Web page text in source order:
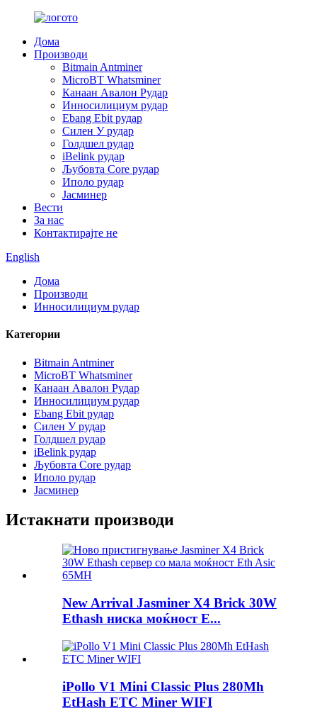
Дома
Производи
Bitmain Antminer
MicroBT Whatsminer
Канаан Авалон Рудар
Инносилициум рудар
Ebang Ebit рудар
Силен У рудар
Голдшел рудар
iBelink рудар
Љубовта Core рудар
Иполо рудар
Јасминер
Вести
За нас
Контактирајте не
English
Дома
Производи
Инносилициум рудар
Категории
Bitmain Antminer
MicroBT Whatsminer
Канаан Авалон Рудар
Инносилициум рудар
Ebang Ebit рудар
Силен У рудар
Голдшел рудар
iBelink рудар
Љубовта Core рудар
Иполо рудар
Јасминер
Истакнати производи
New Arrival Jasminer X4 Brick 30W
Ethash ниска моќност E...
iPollo V1 Mini Classic Plus 280Mh
EtHash ETC Miner WIFI